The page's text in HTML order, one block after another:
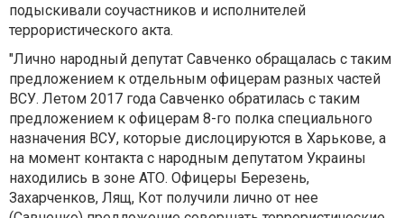
подыскивали соучастников и исполнителей
террористического акта.
"Лично народный депутат Савченко обращалась с таким
предложением к отдельным офицерам разных частей
ВСУ. Летом 2017 года Савченко обратилась с таким
предложением к офицерам 8-го полка специального
назначения ВСУ, которые дислоцируются в Харькове, а
на момент контакта с народным депутатом Украины
находились в зоне АТО. Офицеры Березень,
Захарченков, Лящ, Кот получили лично от нее